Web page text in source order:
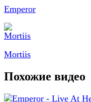
Emperor
Mortiis
Похожие видео